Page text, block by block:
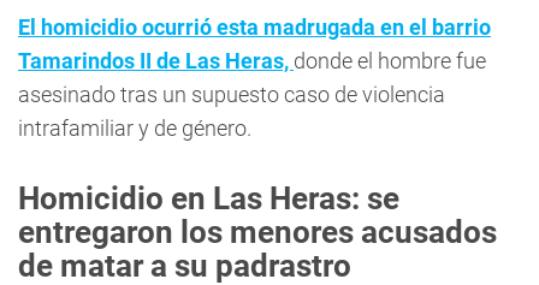
El homicidio ocurrió esta madrugada en el barrio
Tamarindos II de Las Heras, donde el hombre fue
asesinado tras un supuesto caso de violencia
intrafamiliar y de género.
Homicidio en Las Heras: se
entregaron los menores acusados
de matar a su padrastro